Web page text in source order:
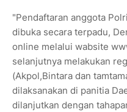
"Pendaftaran anggota
dibuka secara terpadu,
online melalui wabsite
selanjutnya melakukan
(Akpol,Bintara dan
dilaksanakan di panitia
dilanjutkan dengan